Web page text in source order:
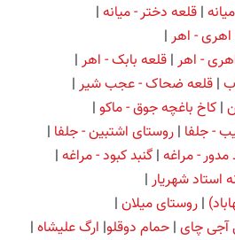
| قلعه دختر - میانه |
- اهر |
- اهر | قلعه بابک - اهر |
| قلعه ضحاک - عجب شیر |
| کاخ باغچه جوق - ماکو |
- جلفا | روستای اشتبین - جلفا |
مدور - مراغه | گنبد کبود - مراغه |
استاد شهریار |
| روستای میلان |
آجی چای | حمام دوقلو| ارگ علیشاه |